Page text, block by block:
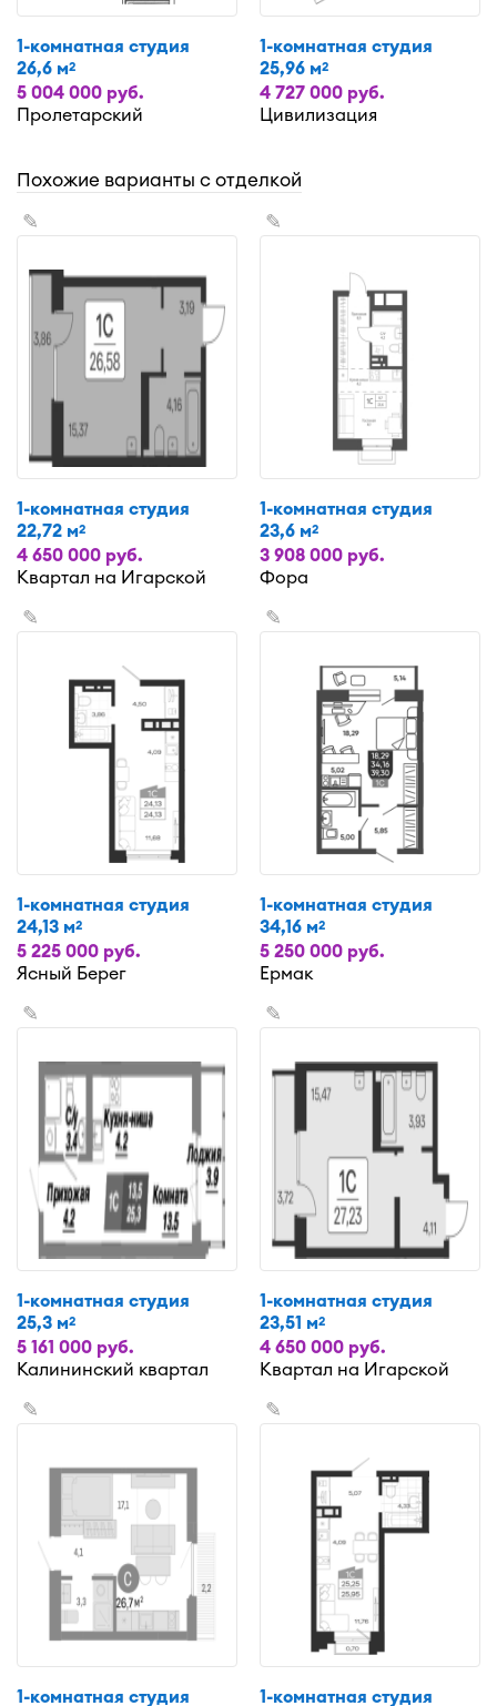
1-комнатная студия
26,6 м2
5 004 000 руб.
Пролетарский
1-комнатная студия
25,96 м2
4 727 000 руб.
Цивилизация
Похожие варианты с отделкой
✎
1-комнатная студия
22,72 м2
4 650 000 руб.
Квартал на Игарской
✎
1-комнатная студия
23,6 м2
3 908 000 руб.
Фора
✎
1-комнатная студия
24,13 м2
5 225 000 руб.
Ясный Берег
✎
1-комнатная студия
34,16 м2
5 250 000 руб.
Ермак
✎
1-комнатная студия
25,3 м2
5 161 000 руб.
Калининский квартал
✎
1-комнатная студия
23,51 м2
4 650 000 руб.
Квартал на Игарской
✎
1-комнатная студия
✎
1-комнатная студия